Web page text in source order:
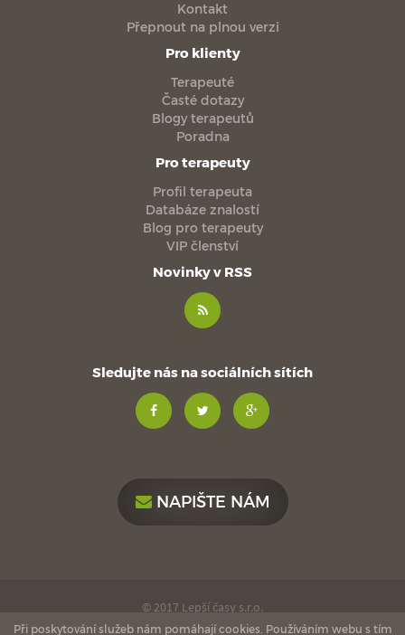
Kontakt
Přepnout na plnou verzi
Pro klienty
Terapeuté
Časté dotazy
Blogy terapeutů
Poradna
Pro terapeuty
Profil terapeuta
Databáze znalostí
Blog pro terapeuty
VIP členství
Novinky v RSS
Sledujte nás na sociálních sítích
NAPIŠTE NÁM
© 2017 Lepší časy s.r.o.
Při poskytování služeb nám pomáhají cookies. Používáním webu s tím